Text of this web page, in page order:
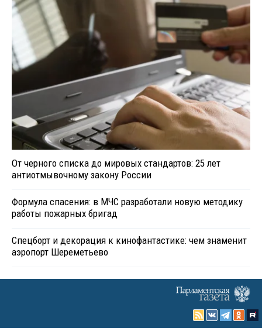
От черного списка до мировых стандартов: 25 лет
антиотмывочному закону России
Формула спасения: в МЧС разработали новую методику
работы пожарных бригад
Спецборт и декорация к кинофантастике: чем знаменит
аэропорт Шереметьево